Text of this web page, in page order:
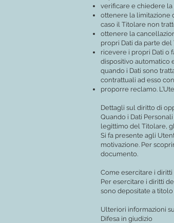
verificare e chiedere la
ottenere la limitazione
caso il Titolare non
ottenere la
propri Dati da parte del
ricevere i propri Dati o
dispositivo automatico
quando i Dati sono
contrattuali ad esso
proporre reclamo.
Dettagli sul diritto di
Quando i Dati
legittimo del Titolare,
Si fa presente agli
motivazione. Per
documento.
Come esercitare i diritti
Per esercitare i diritti
sono depositate a
Ulteriori informazioni
Difesa in giudizio